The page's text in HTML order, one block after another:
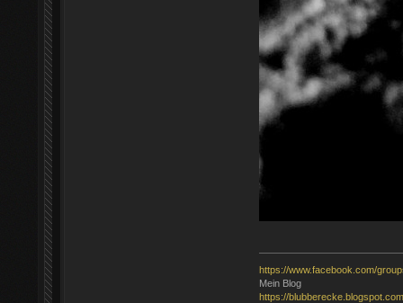
https://www.facebook.com/
Mein Blog
https://